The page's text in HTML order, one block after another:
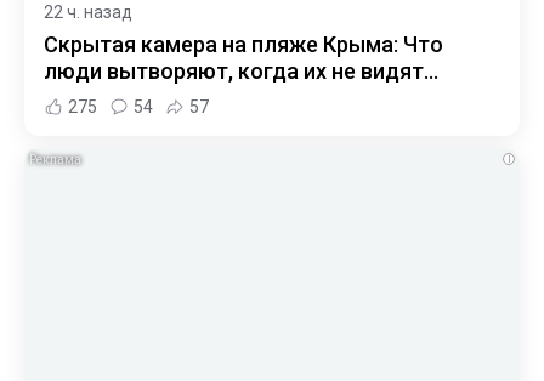
22 ч. назад
Скрытая камера на пляже Крыма: Что
люди вытворяют, когда их не видят...
275 54 57
i